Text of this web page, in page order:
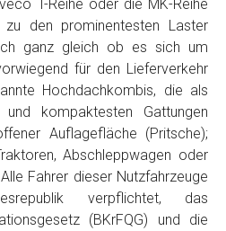
T-Reihe oder die MK-Reihe
den prominentesten Laster
ganz gleich ob es sich um
für den Lieferverkehr
Hochdachkombis, die als
kompaktesten Gattungen
Auflagefläche (Pritsche);
Abschleppwagen oder
Fahrer dieser Nutzfahrzeuge
verpflichtet, das
(BKrFQG) und die